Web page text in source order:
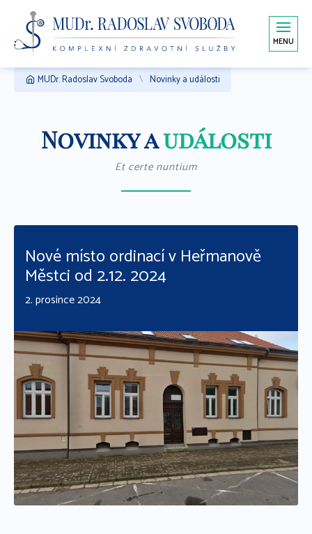
MENU
MUDr. Radoslav Svoboda Novinky a události
Novinky audálosti
Et certe nuntium
Nové místo ordinací v Heřmanově
Městci od 2.12. 2024
2. prosince 2024